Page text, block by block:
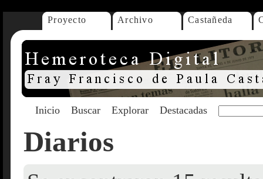
Proyecto Archivo Castañeda
Inicio Buscar Explorar Destacadas
Diarios